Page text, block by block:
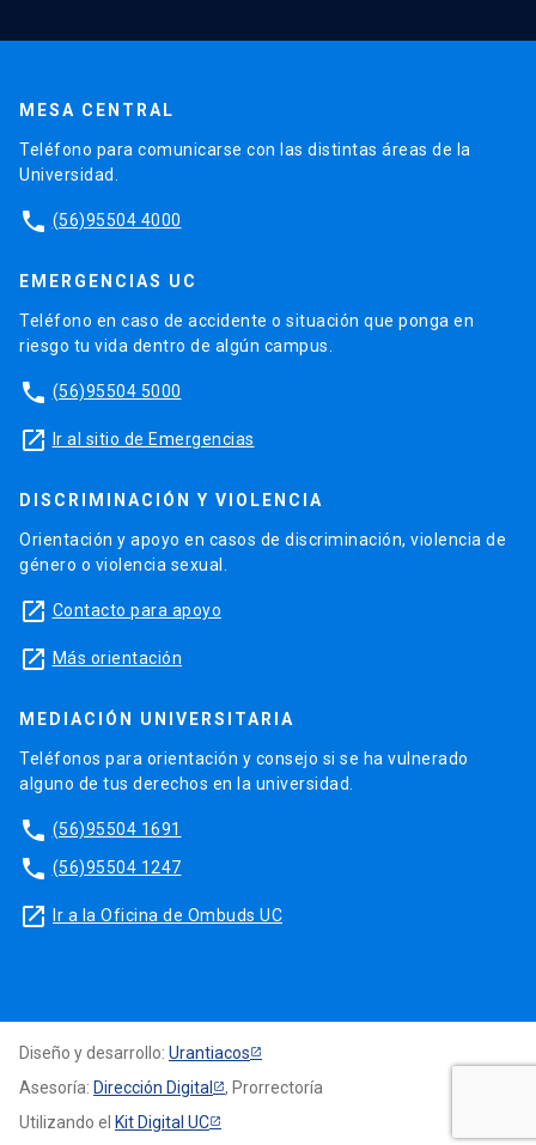
MESA CENTRAL
Teléfono para comunicarse con las distintas áreas de la
Universidad.
phone (56)95504 4000
EMERGENCIAS UC
Teléfono en caso de accidente o situación que ponga en
riesgo tu vida dentro de algún campus.
phone (56)95504 5000
launch Ir al sitio de Emergencias
DISCRIMINACIÓN Y VIOLENCIA
Orientación y apoyo en casos de discriminación, violencia de
género o violencia sexual.
launch Contacto para apoyo
launch Más orientación
MEDIACIÓN UNIVERSITARIA
Teléfonos para orientación y consejo si se ha vulnerado
alguno de tus derechos en la universidad.
phone (56)95504 1691
phone (56)95504 1247
launch Ir a la Oficina de Ombuds UC
Diseño y desarrollo: Urantiacos
Asesoría: Dirección Digital
, Prorrectoría
Utilizando el Kit Digital UC